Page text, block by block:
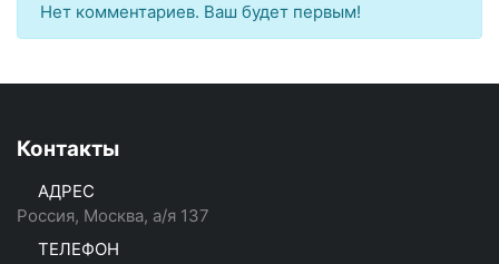
Нет комментариев. Ваш будет первым!
Контакты
АДРЕС
Россия, Москва, а/я 137
ТЕЛЕФОН